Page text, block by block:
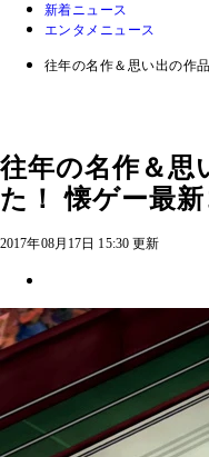
新着ニュース
エンタメニュース
往年の名作＆思い出の作
往年の名作＆思
た！ 懐ゲー最
2017年08月17日 15:30 更新